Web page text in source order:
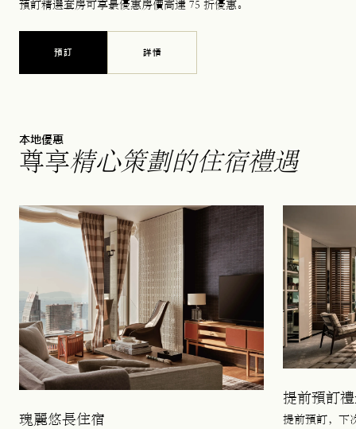
預訂精選套房可享最優惠房價高達 75 折優惠。
預訂 詳情
本地優惠
尊享精心策劃的住宿禮遇
瑰麗悠長住宿
提前預訂
提前預訂，下